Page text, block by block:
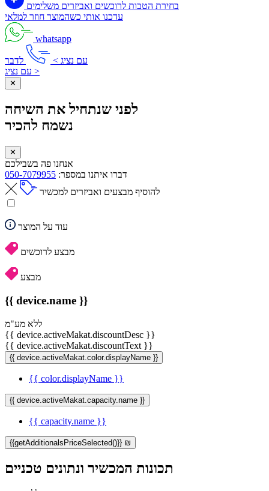
בחירת הטבות לרוכשים ואביזרים משלימים
עדכנו אותי כשהמוצר חוזר למלאי
whatsapp
עם נציג >
לדבר
עם נציג >
✕
לפני שנתחיל את השיחה
נשמח להכיר
✕
אנחנו פה בשבילכם
דברו איתנו במספר: 050-7079955
להוסיף מבצעים ואביזרים למכשיר
עוד על המוצר
מבצע לרוכשים
מבצע
{{ device.name }}
ללא מע"מ
{{ device.activeMakat.discountDesc }}
{{ device.activeMakat.discountText }}
{{ device.activeMakat.color.displayName }}
{{ color.displayName }}
{{ device.activeMakat.capacity.name }}
{{ capacity.name }}
{{getAdditionalsPriceSelected()}} ₪
תכונות המכשיר ונתונים טכניים